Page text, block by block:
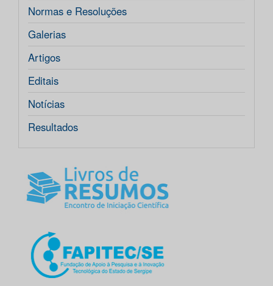
Normas e Resoluções
Galerias
Artigos
Editais
Notícias
Resultados